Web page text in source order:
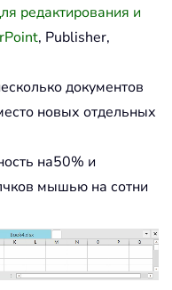
редактирования и
, Publisher,
документов
новых отдельных
на50% и
мышью на сотни